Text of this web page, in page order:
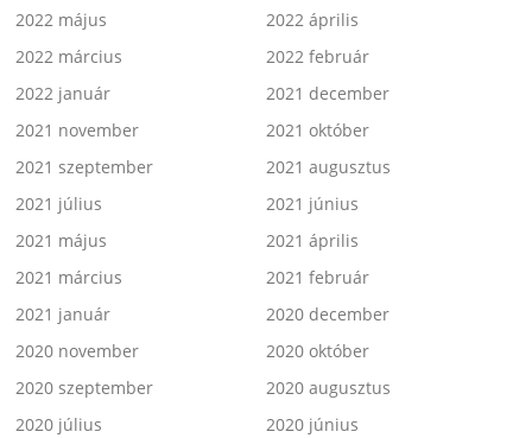
2022 május
2022 április
2022 március
2022 február
2022 január
2021 december
2021 november
2021 október
2021 szeptember
2021 augusztus
2021 július
2021 június
2021 május
2021 április
2021 március
2021 február
2021 január
2020 december
2020 november
2020 október
2020 szeptember
2020 augusztus
2020 július
2020 június